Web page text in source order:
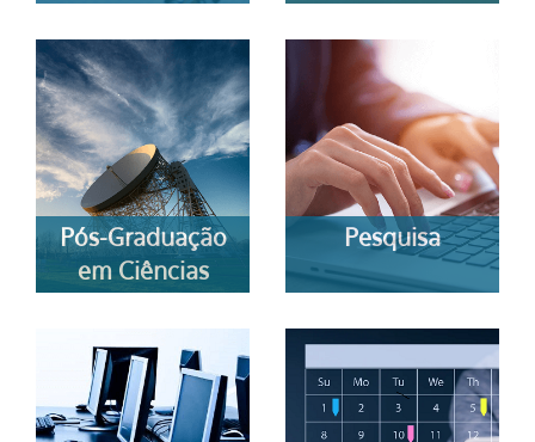
Pós-Graduação
em Ciências
Pesquisa